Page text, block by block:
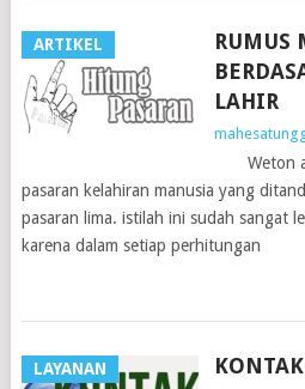
ARTIKEL
RUMUS
LAHIR
Weton
pasaran kelahiran manusia yang
pasaran lima. istilah ini sudah sangat
karena dalam setiap perhitungan
LAYANAN